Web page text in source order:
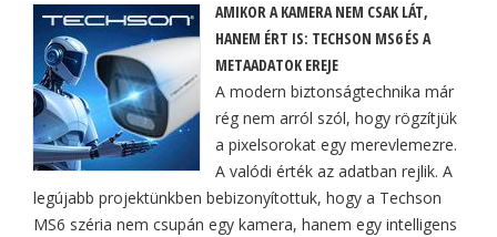
AMIKOR A KAMERA NEM CSAK LÁT,
HANEM ÉRT IS: TECHSON MS6 ÉS A
METAADATOK EREJE
A modern biztonságtechnika már
rég nem arról szól, hogy rögzítjük
a pixelsorokat egy merevlemezre.
A valódi érték az adatban rejlik. A
legújabb projektünkben bebizonyítottuk, hogy a Techson
MS6 széria nem csupán egy kamera, hanem egy intelligens